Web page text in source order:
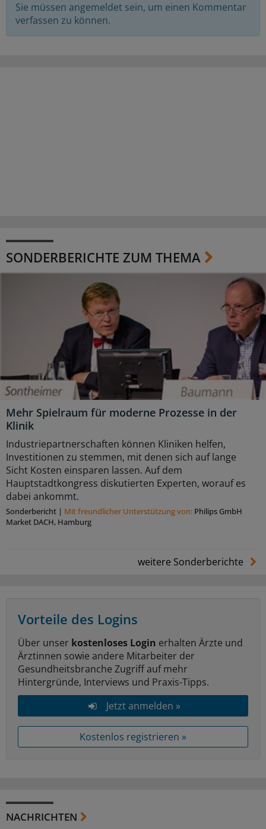
Sie müssen angemeldet sein, um einen Kommentar
verfassen zu können.
SONDERBERICHTE ZUM THEMA
Mehr Spielraum für moderne Prozesse in der
Klinik
Industriepartnerschaften können Kliniken helfen,
Investitionen zu stemmen, mit denen sich auf lange
Sicht Kosten einsparen lassen. Auf dem
Hauptstadtkongress diskutierten Experten, worauf es
dabei ankommt.
Sonderbericht | Mit freundlicher Unterstützung von: Philips GmbH
Market DACH, Hamburg
weitere Sonderberichte
Vorteile des Logins
Über unser kostenloses Login erhalten Ärzte und
Ärztinnen sowie andere Mitarbeiter der
Gesundheitsbranche Zugriff auf mehr
Hintergründe, Interviews und Praxis-Tipps.
Jetzt anmelden »
Kostenlos registrieren »
NACHRICHTEN